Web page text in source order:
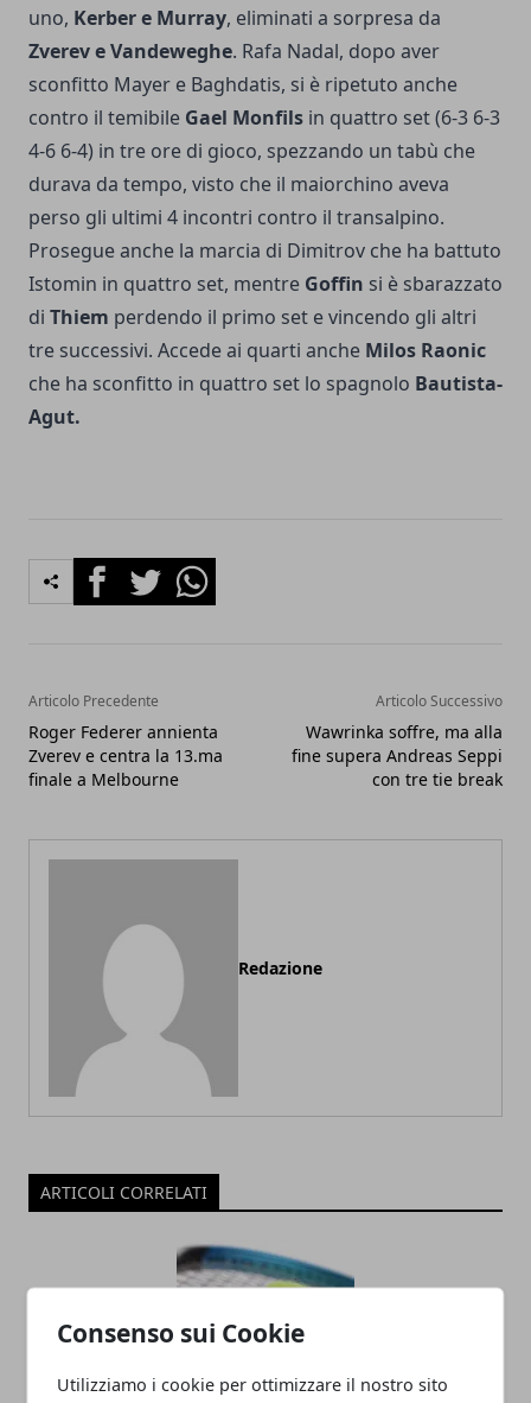
Consenso sui Cookie
Utilizziamo i cookie per ottimizzare il nostro sito
uno, Kerber e Murray, eliminati a sorpresa da
Zverev e Vandeweghe. Rafa Nadal, dopo aver
sconfitto Mayer e Baghdatis, si è ripetuto anche
contro il temibile Gael Monfils in quattro set (6-3 6-3
4-6 6-4) in tre ore di gioco, spezzando un tabù che
durava da tempo, visto che il maiorchino aveva
perso gli ultimi 4 incontri contro il transalpino.
Prosegue anche la marcia di Dimitrov che ha battuto
Istomin in quattro set, mentre Goffin si è sbarazzato
di Thiem perdendo il primo set e vincendo gli altri
tre successivi. Accede ai quarti anche Milos Raonic
che ha sconfitto in quattro set lo spagnolo Bautista-
Agut.
FacebookTwitterWhatsapp
Articolo Precedente
Roger Federer annienta
Zverev e centra la 13.ma
finale a Melbourne
Articolo Successivo
Wawrinka soffre, ma alla
fine supera Andreas Seppi
con tre tie break
Redazione
ARTICOLI CORRELATI